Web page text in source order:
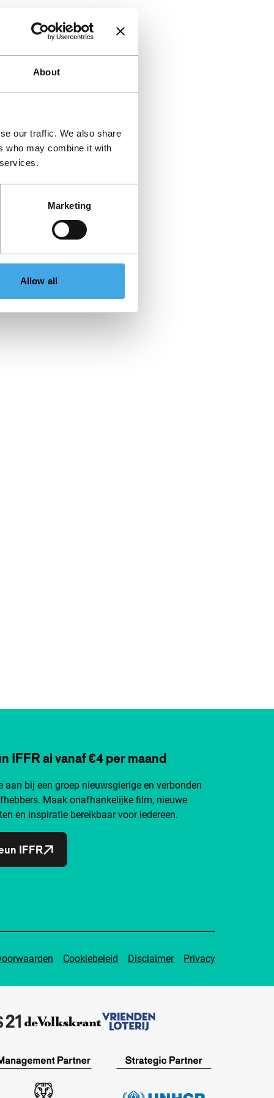
About
our traffic. We also share
who may combine it with
Marketing
Allow all
IFFR al vanaf €4 per maand
aan bij een groep nieuwsgierige en verbonden
Maak onafhankelijke film, nieuwe
en inspiratie bereikbaar voor iedereen.
IFFR
Cookiebeleid Disclaimer Privacy